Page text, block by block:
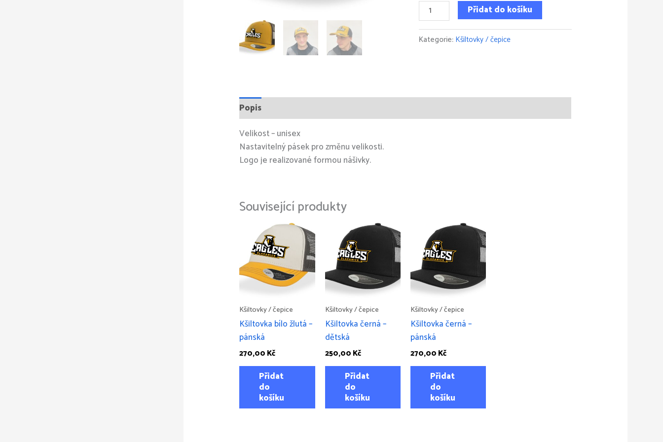
Přidat do košíku
Kategorie: Kšiltovky / čepice
Popis
Velikost – unisex
Nastavitelný pásek pro změnu velikosti.
Logo je realizované formou nášivky.
Související produkty
Kšiltovky / čepice
Kšiltovka bílo žlutá –
pánská
270,00 Kč
Přidat
do
košíku
Kšiltovky / čepice
Kšiltovka černá –
dětská
250,00 Kč
Přidat
do
košíku
Kšiltovky / čepice
Kšiltovka černá –
pánská
270,00 Kč
Přidat
do
košíku